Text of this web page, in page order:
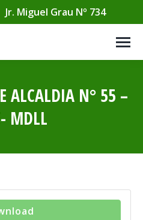
Jr. Miguel Grau Nº 734
ALCALDIA N° 55 –
MDLL